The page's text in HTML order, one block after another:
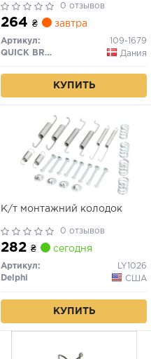
0 отзывов
264 ₴ завтра
Артикул:
109-1679
QUICK BRAKE
Дания
КУПИТЬ
К/т монтажний колодок
0 отзывов
282 ₴ сегодня
Артикул:
LY1026
Delphi
США
КУПИТЬ